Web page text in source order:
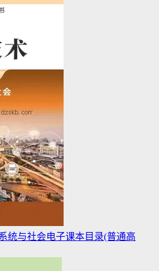
统与社会电子课本目录(普通高